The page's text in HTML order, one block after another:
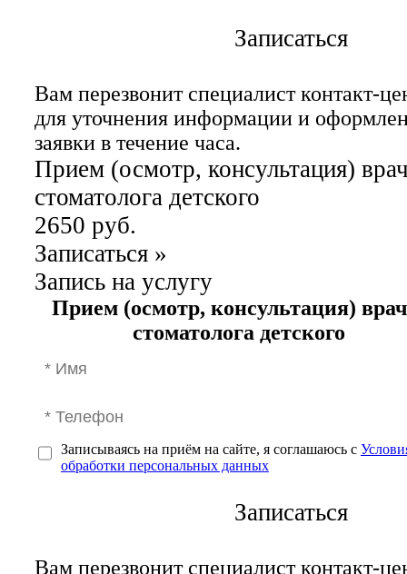
Записаться
Вам перезвонит специалист контакт-
для уточнения информации и
заявки в течение часа.
Прием (осмотр, консультация)
стоматолога детского
2650 руб.
Записаться »
Запись на услугу
Прием (осмотр, консультация)
стоматолога детского
Записываясь на приём на сайте, я соглашаюсь с
обработки персональных данных
Записаться
Вам перезвонит специалист контакт-